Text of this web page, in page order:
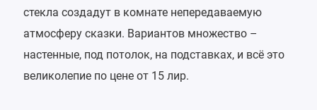
стекла создадут в комнате непередаваемую
атмосферу сказки. Вариантов множество –
настенные, под потолок, на подставках, и всё это
великолепие по цене от 15 лир.